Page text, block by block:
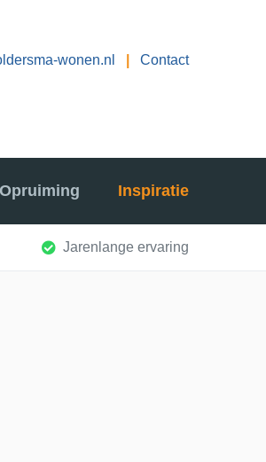
wonen.nl Contact
Opruiming Inspiratie
Jarenlange ervaring